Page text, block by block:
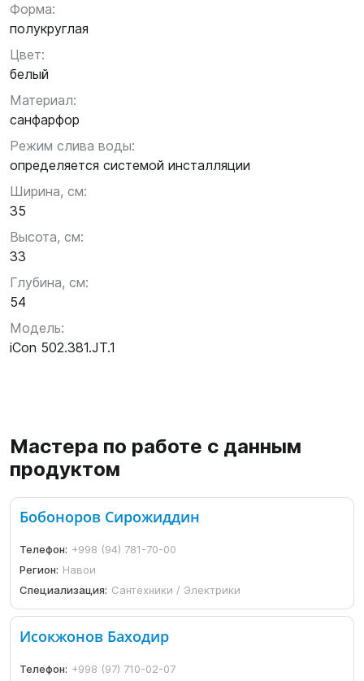
Форма:
полукруглая
Цвет:
белый
Материал:
санфарфор
Режим слива воды:
определяется системой инсталляции
Ширина, см:
35
Высота, см:
33
Глубина, см:
54
Модель:
iCon 502.381.JT.1
Мастера по работе с данным
продуктом
Бобоноров Сирожиддин
Телефон: +998 (94) 781-70-00
Регион: Навои
Специализация: Сантехники / Электрики
Исокжонов Баходир
Телефон: +998 (97) 710-02-07